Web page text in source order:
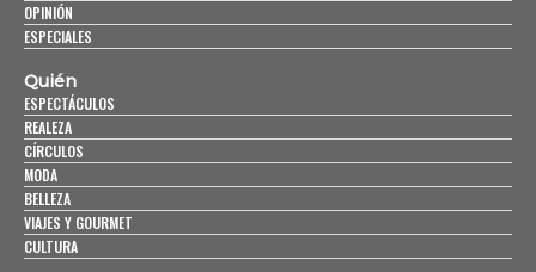
OPINIÓN
ESPECIALES
Quién
ESPECTÁCULOS
REALEZA
CÍRCULOS
MODA
BELLEZA
VIAJES Y GOURMET
CULTURA